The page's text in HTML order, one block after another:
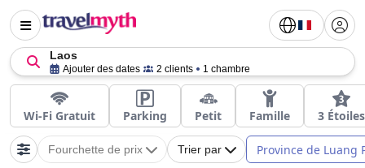
Laos
Ajouter des dates 2 clients 1 chambre
Wi-Fi Gratuit Parking Petit Famille 3 Étoiles
Fourchette de prix Trier par Province de Luang